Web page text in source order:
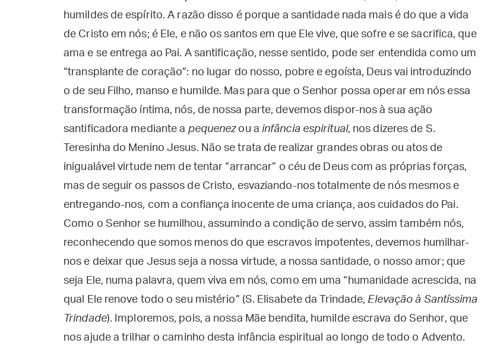
humildes de espírito. A razão disso é porque a santidade nada mais é do que a vida
de Cristo em nós; é Ele, e não os santos em que Ele vive, que sofre e se sacrifica, que
ama e se entrega ao Pai. A santificação, nesse sentido, pode ser entendida como um
“transplante de coração”: no lugar do nosso, pobre e egoísta, Deus vai introduzindo
o de seu Filho, manso e humilde. Mas para que o Senhor possa operar em nós essa
transformação íntima, nós, de nossa parte, devemos dispor-nos à sua ação
santificadora mediante a pequenezou a infância espiritual, nos dizeres de S.
Teresinha do Menino Jesus. Não se trata de realizar grandes obras ou atos de
inigualável virtude nem de tentar “arrancar” o céu de Deus com as próprias forças,
mas de seguir os passos de Cristo, esvaziando-nos totalmente de nós mesmos e
entregando-nos, com a confiança inocente de uma criança, aos cuidados do Pai.
Como o Senhor se humilhou, assumindo a condição de servo, assim também nós,
reconhecendo que somos menos do que escravos impotentes, devemos humilhar-
nos e deixar que Jesus seja a nossa virtude, a nossa santidade, o nosso amor; que
seja Ele, numa palavra, quem viva em nós, como em uma “humanidade acrescida, na
qual Ele renove todo o seu mistério” (S. Elisabete da Trindade,Elevação à Santíssima
Trindade). Imploremos, pois, a nossa Mãe bendita, humilde escrava do Senhor, que
nos ajude a trilhar o caminho desta infância espiritual ao longo de todo o Advento.